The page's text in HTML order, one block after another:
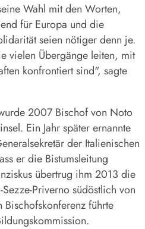
Wahl mit den Worten,
für Europa und die
seien nötiger denn je.
vielen Übergänge leiten, mit
konfrontiert sind", sagte
2007 Bischof von Noto
Ein Jahr später ernannte
der Italienischen
er die Bistumsleitung
übertrug ihm 2013 die
Priverno südöstlich von
Bischofskonferenz führte